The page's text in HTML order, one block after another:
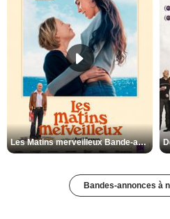
Les Matins merveilleux Bande-annonce VF
Bandes-annonces à